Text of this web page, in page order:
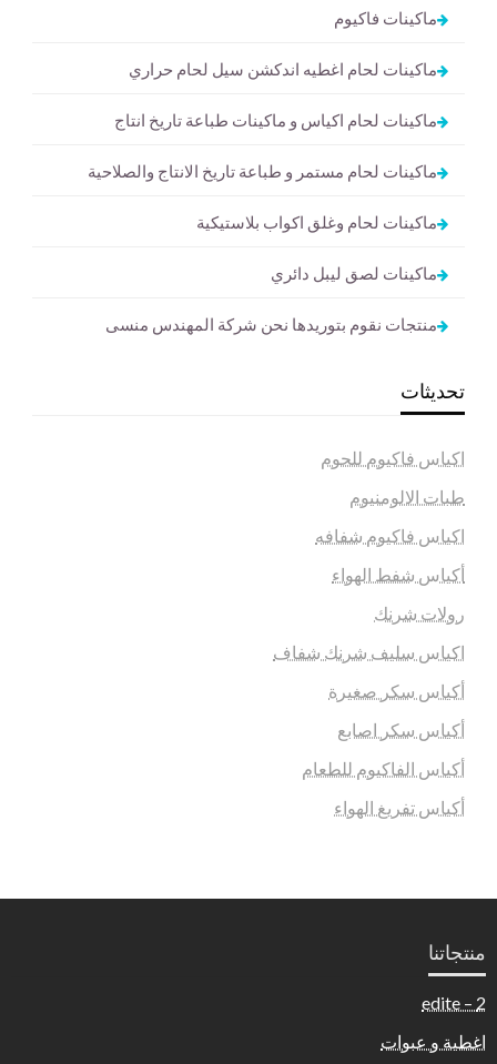
ماكينات فاكيوم
ماكينات لحام اغطيه اندكشن سيل لحام حراري
ماكينات لحام اكياس و ماكينات طباعة تاريخ انتاج
ماكينات لحام مستمر و طباعة تاريخ الانتاج والصلاحية
ماكينات لحام وغلق اكواب بلاستيكية
ماكينات لصق ليبل دائري
منتجات نقوم بتوريدها نحن شركة المهندس منسى
تحديثات
اكياس فاكيوم للحوم
طبات الالومنيوم
اكياس فاكيوم شفافه
أكياس شفط الهواء
رولات شرنك
اكياس سليف شرنك شفاف
أكياس سكر صغيرة
أكياس سكر اصابع
أكياس الفاكيوم للطعام
أكياس تفريغ الهواء
منتجاتنا
2 – edite
اغطية و عبوات